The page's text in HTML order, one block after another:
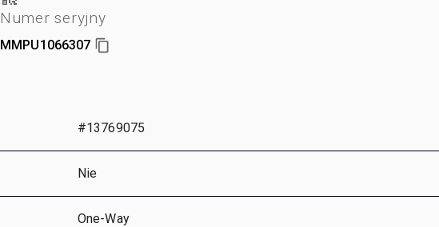
Numer seryjny
MMPU1066307
#13769075
Nie
One-Way